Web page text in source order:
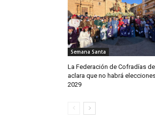
Semana Santa
La Federación de Cofradías
aclara que no habrá
2029